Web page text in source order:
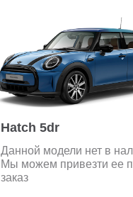
Hatch 5dr
Данной модели нет в
Мы можем привезти ее
заказ